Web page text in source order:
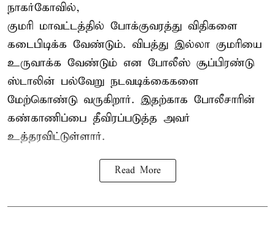
நாகர்கோவில்,
குமரி மாவட்டத்தில் போக்குவரத்து விதிகளை
கடைபிடிக்க வேண்டும். விபத்து இல்லா குமரியை
உருவாக்க வேண்டும் என போலீஸ் சூப்பிரண்டு
ஸ்டாலின் பல்வேறு நடவடிக்கைகளை
மேற்கொண்டு வருகிறார். இதற்காக போலீசாரின்
கண்காணிப்பை தீவிரப்படுத்த அவர்
உத்தரவிட்டுள்ளார்.
Read More